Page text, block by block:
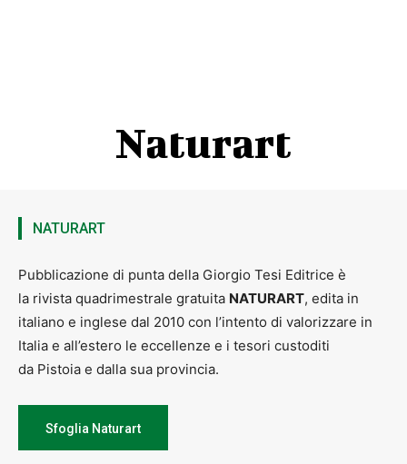
Naturart
NATURART
Pubblicazione di punta della Giorgio Tesi Editrice è
la rivista quadrimestrale gratuita NATURART, edita in
italiano e inglese dal 2010 con l’intento di valorizzare in
Italia e all’estero le eccellenze e i tesori custoditi
da Pistoia e dalla sua provincia.
Sfoglia Naturart